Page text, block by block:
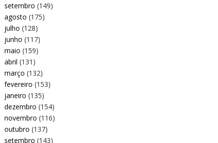
setembro (149)
agosto (175)
julho (128)
junho (117)
maio (159)
abril (131)
março (132)
fevereiro (153)
janeiro (135)
dezembro (154)
novembro (116)
outubro (137)
setembro (143)